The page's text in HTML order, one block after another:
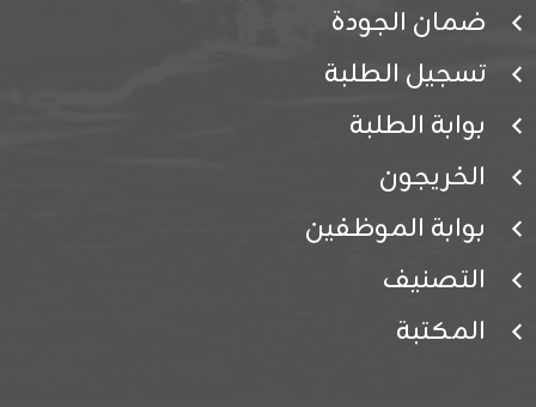
ضمان الجودة
تسجيل الطلبة
بوابة الطلبة
الخريجون
بوابة الموظفين
التصنيف
المكتبة